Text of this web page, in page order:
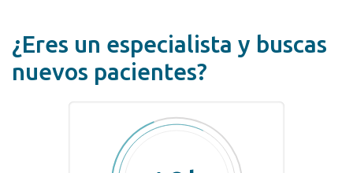
¿Eres un especialista y buscas
nuevos pacientes?